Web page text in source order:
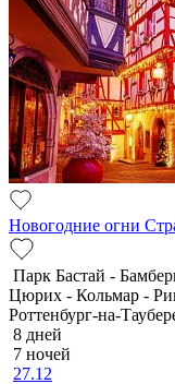
Новогодние огни
Парк Бастай -
Цюрих - Кольмар -
Роттенбург-на-
8 дней
7 ночей
27.12